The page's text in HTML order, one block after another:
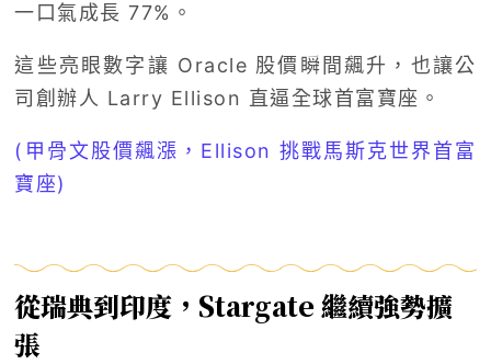
一口氣成長 77%。
這些亮眼數字讓 Oracle 股價瞬間飆升，也讓公
司創辦人 Larry Ellison 直逼全球首富寶座。
(甲骨文股價飆漲，Ellison 挑戰馬斯克世界首富
寶座)
從瑞典到印度，Stargate 繼續強勢擴
張